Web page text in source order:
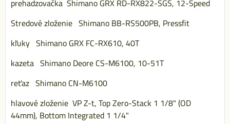
prehadzovačka Shimano GRX RD-RX822-SGS, 12-Speed
Stredové zloženie Shimano BB-RS500PB, Pressfit
kľuky Shimano GRX FC-RX610, 40T
kazeta Shimano Deore CS-M6100, 10-51T
reťaz Shimano CN-M6100
hlavové zloženie VP Z-t, Top Zero-Stack 1 1/8" (OD
44mm), Bottom Integrated 1 1/4"